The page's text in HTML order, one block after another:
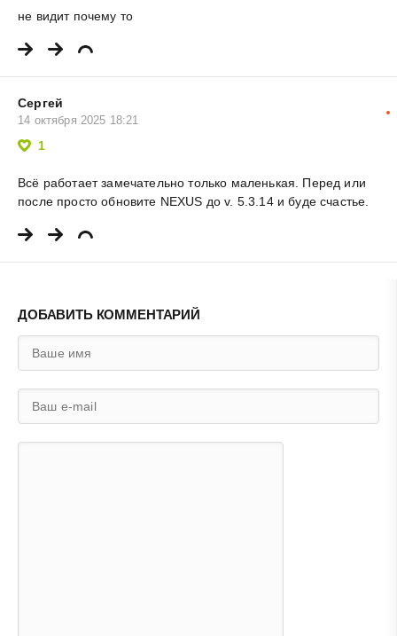
не видит почему то
Сергей
14 октября 2025 18:21
1
Всё работает замечательно только маленькая. Перед или
после просто обновите NEXUS до v. 5.3.14 и буде счастье.
ДОБАВИТЬ КОММЕНТАРИЙ